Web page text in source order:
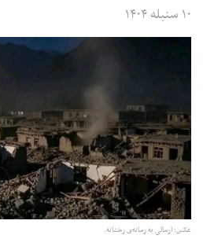
۱۰ سنبله ۱۴۰۴
عکس: ارسالی به رسانه‌ی رخشانه.